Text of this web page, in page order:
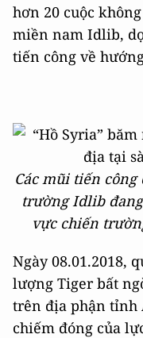
hơn 20 cuộc
miền nam Idlib,
tiến công về
Các mũi tiến
trường Idlib
vực chiến
Ngày 08.01.2018,
lượng Tiger bất
trên địa phận tỉnh
chiếm đóng của